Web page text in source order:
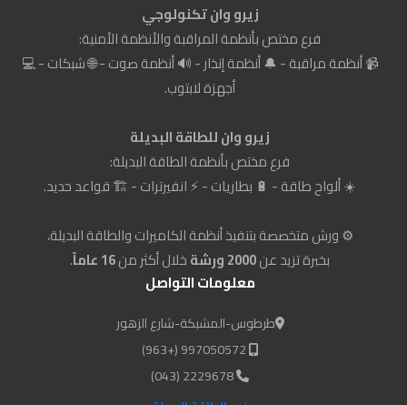
زيرو وان تكنولوجي
فرع مختص بأنظمة المراقبة والأنظمة الأمنية:
📹 أنظمة مراقبة - 🔔 أنظمة إنذار - 🔊 أنظمة صوت - 🌐 شبكات - 💻
أجهزة لابتوب.
زيرو وان للطاقة البديلة
فرع مختص بأنظمة الطاقة البديلة:
☀️ ألواح طاقة - 🔋 بطاريات - ⚡ انفيرترات - 🏗️ قواعد حديد.
⚙️ ورش متخصصة بتنفيذ أنظمة الكاميرات والطاقة البديلة،
بخبرة تزيد عن2000 ورشة خلال أكثر من16 عاماً
.
معلومات التواصل
طرطوس-المشبكة-شارع الزهور
2229678 (043)